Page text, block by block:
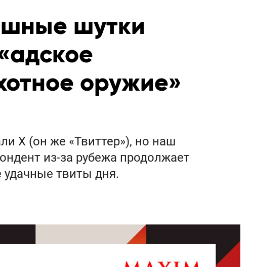
шутки
оружие»
X (он же «Твиттер»), но наш
из-за рубежа продолжает
твиты дня.